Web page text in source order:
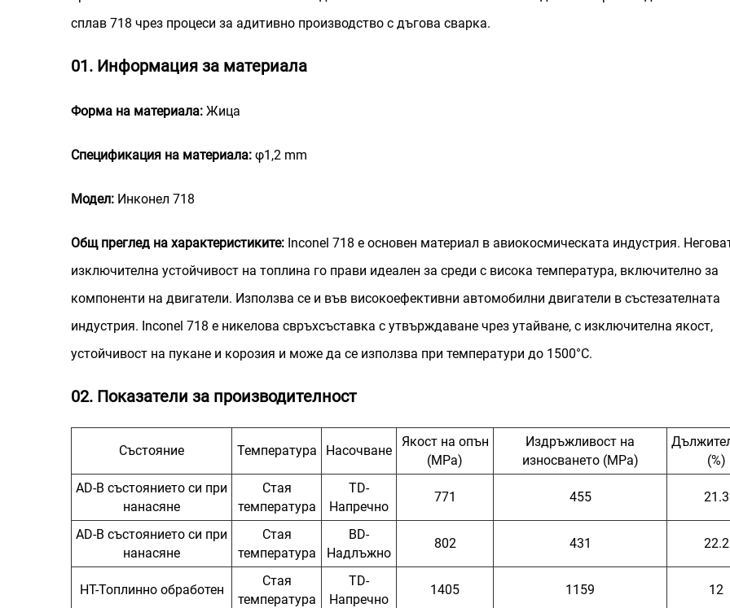
сплав 718 чрез процеси за адитивно производство с дъгова сварка.
01. Информация за материала
Форма на материала: Жица
Спецификация на материала: φ1,2 mm
Модел: Инконел 718
Общ преглед на характеристиките: Inconel 718 е основен материал в авиокосмическата индустрия.
изключителна устойчивост на топлина го прави идеален за среди с висока температура, включително за
компоненти на двигатели. Използва се и във високоефективни автомобилни двигатели в състезателната
индустрия. Inconel 718 е никелова свръхсъставка с утвърждаване чрез утайване, с изключителна якост,
устойчивост на пукане и корозия и може да се използва при температури до 1500°C.
02. Показатели за производителност
Състояние Температура Насочване
Якост на опън
(MPa)
Издръжливост на
износването (MPa)
(%)
AD-В състоянието си при
нанасяне
Стая
температура
TD-
Напречно
771 455 21.3
AD-В състоянието си при
нанасяне
Стая
температура
BD-
Надлъжно
802 431 22.2
HT-Топлинно обработен
Стая
температура
TD-
Напречно
1405 1159 12